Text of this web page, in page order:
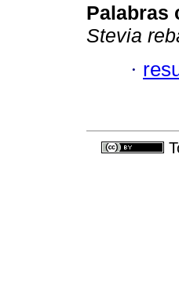
Palabras
Stevia
·